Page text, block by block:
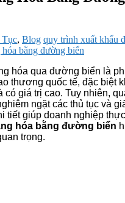
, Blog quy trình xuất khẩu
bằng đường biển
hóa qua đường biển là
thương quốc tế, đặc biệt
có giá trị cao. Tuy nhiên,
ngặt các thủ tục và
tiết giúp doanh nghiệp
hóa bằng đường biển
trọng.